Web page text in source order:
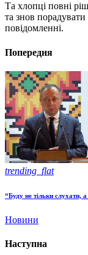
Та хлопці повні
та знов
повідомленні.
Попередня
trending_flat
“Буду не тільки слухати,
Новини
Наступна